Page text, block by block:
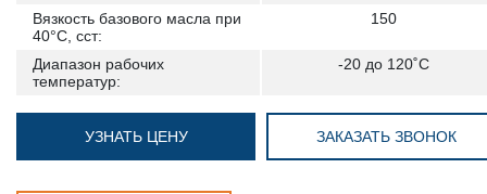
Вязкость базового масла при
40°C, сст:
150
Диапазон рабочих
температур:
-20 до 120˚С
УЗНАТЬ ЦЕНУ ЗАКАЗАТЬ ЗВОНОК